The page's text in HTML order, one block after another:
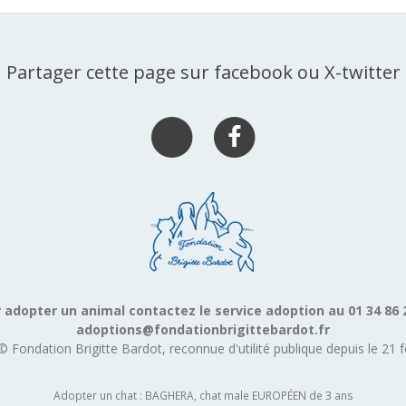
Partager cette page sur facebook ou X-twitter
adopter un animal contactez le service adoption au 01 34 86
adoptions@fondationbrigittebardot.fr
Fondation Brigitte Bardot, reconnue d'utilité publique depuis le 21
Adopter un chat : BAGHERA, chat male EUROPÉEN de 3 ans